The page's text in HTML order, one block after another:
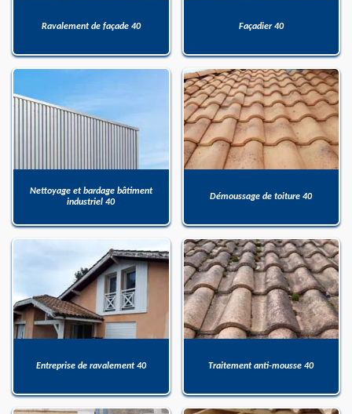
Ravalement de façade 40 Façadier 40
Nettoyage et bardage bâtiment
industriel 40
Démoussage de toiture 40
Entreprise de ravalement 40 Traitement anti-mousse 40